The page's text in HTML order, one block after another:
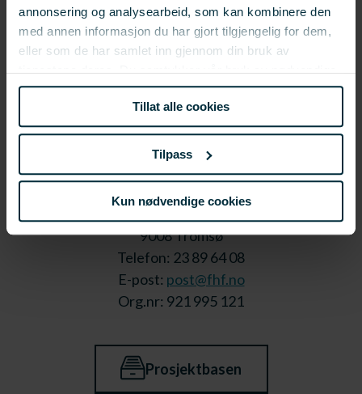
annonsering og analysearbeid, som kan kombinere den
med annen informasjon du har gjort tilgjengelig for dem,
eller som de har samlet inn gjennom din bruk av
tjenestene deres. Du samtykker vår bruk av nødvendige
informasjonskapsler ved å bruke nettstedet vårt.
Tillat alle cookies
Tilpass
Kun nødvendige cookies
Stortorget 1,
9008 Tromsø
Telefon: 23 89 64 08
E-post: post@fhf.no
Org.nr: 921 995 121
Prosjektbasen